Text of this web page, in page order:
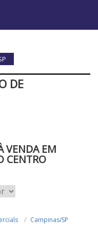
DE
VENDA EM
CENTRO
Campinas/SP